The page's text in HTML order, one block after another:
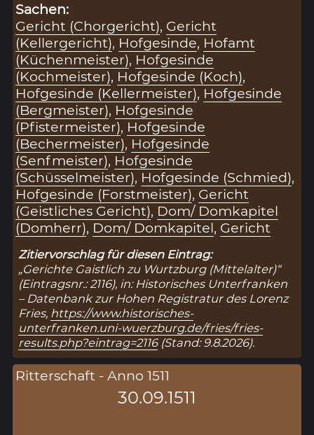
Sachen:
Gericht (Chorgericht), Gericht
(Kellergericht), Hofgesinde, Hofamt
(Küchenmeister), Hofgesinde
(Kochmeister), Hofgesinde (Koch),
Hofgesinde (Kellermeister), Hofgesinde
(Bergmeister), Hofgesinde
(Pfistermeister), Hofgesinde
(Bechermeister), Hofgesinde
(Senfmeister), Hofgesinde
(Schüsselmeister), Hofgesinde (Schmied),
Hofgesinde (Forstmeister), Gericht
(Geistliches Gericht), Dom/ Domkapitel
(Domherr), Dom/ Domkapitel, Gericht
Zitiervorschlag für diesen Eintrag:
„Gerichte Gaistlich zu Wurtzburg (Mittelalter)“
(Eintragsnr.: 2116), in: Historisches Unterfranken
– Datenbank zur Hohen Registratur des Lorenz
Fries, https://www.historisches-
unterfranken.uni-wuerzburg.de/fries/fries-
results.php?eintrag=2116(Stand: 9.8.2026).
Ritterschaft - Anno 1511
30.09.1511